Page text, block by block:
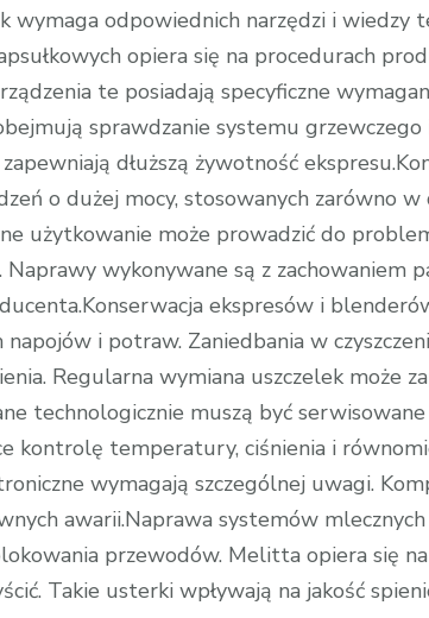
wymaga odpowiednich narzędzi i wiedzy
opiera się na procedurach
te posiadają specyficzne
sprawdzanie systemu
dłuższą żywotność
o dużej mocy, stosowanych zarówno w
użytkowanie może prowadzić do
wykonywane są z zachowaniem
ekspresów i
i potraw. Zaniedbania w
Regularna wymiana uszczelek może
technologicznie muszą być
kontrolę temperatury, ciśnienia i
wymagają szczególnej uwagi.
awarii.Naprawa systemów
przewodów. Melitta opiera się na
Takie usterki wpływają na jakość